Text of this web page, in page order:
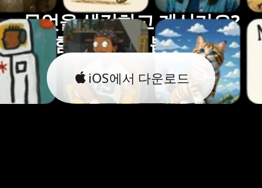
무엇을 생각하고 계신가요?
함께 실현해봅시다.
iOS에서 다운로드